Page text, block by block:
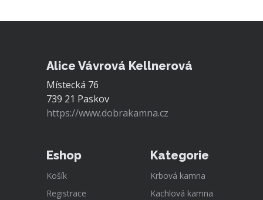
Alice Vávrová Kellnerová
Místecká 76
739 21 Paskov
https://www.dobrakamna.cz
Eshop
Košík
Registrace
Kategorie
Krbová kamna
Kachlová kamna